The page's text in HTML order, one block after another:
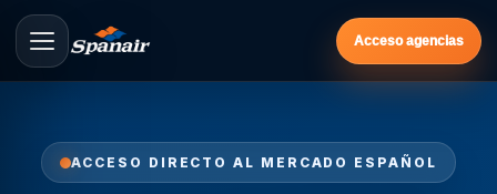
Acceso agencias
ACCESO DIRECTO AL MERCADO ESPAÑOL